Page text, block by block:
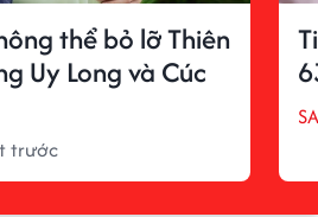
thể bỏ lỡ Thiên
Uy Long và Cúc
trước